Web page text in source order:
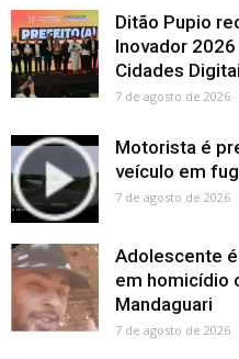
Ditão Pupio
Inovador
Cidades
7 de agosto de 2026
Motorista é
veículo em
7 de agosto de 2026
Adolescente
em homicídio
Mandaguari
7 de agosto de 2026